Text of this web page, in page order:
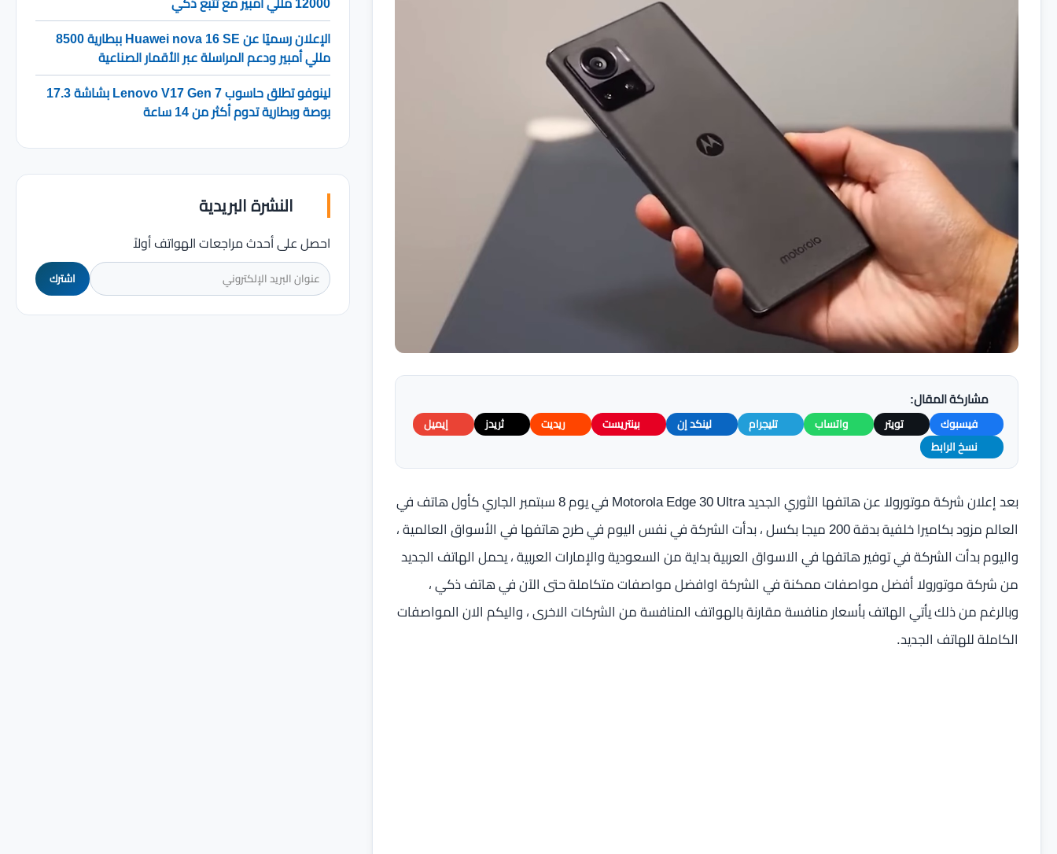
مشاركة المقال:
فيسبوك تويتر واتساب تليجرام لينكد إن بينتريست ريديت ثريدز
إيميل
نسخ الرابط
بعد إعلان شركة موتورولا عن هاتفها الثوري الجديد Motorola Edge 30 Ultra في يوم 8 سبتمبر الجاري كأول هاتف في
العالم مزود بكاميرا خلفية بدقة 200 ميجا بكسل ، بدأت الشركة في نفس اليوم في طرح هاتفها في الأسواق العالمية ،
واليوم بدأت الشركة في توفير هاتفها في الاسواق العربية بداية من السعودية والإمارات العربية ، يحمل الهاتف الجديد
من شركة موتورولا أفضل مواصفات ممكنة في الشركة اوافضل مواصفات متكاملة حتى الآن في هاتف ذكي ،
وبالرغم من ذلك يأتي الهاتف بأسعار منافسة مقارنة بالهواتف المنافسة من الشركات الاخرى ، واليكم الان المواصفات
الكاملة للهاتف الجديد.
الإعلان رسميًا عن Huawei nova 16 SE ببطارية 8500
مللي أمبير ودعم المراسلة عبر الأقمار الصناعية
لينوفو تطلق حاسوب Lenovo V17 Gen 7 بشاشة 17.3
بوصة وبطارية تدوم أكثر من 14 ساعة
النشرة البريدية
احصل على أحدث مراجعات الهواتف أولاً
اشترك